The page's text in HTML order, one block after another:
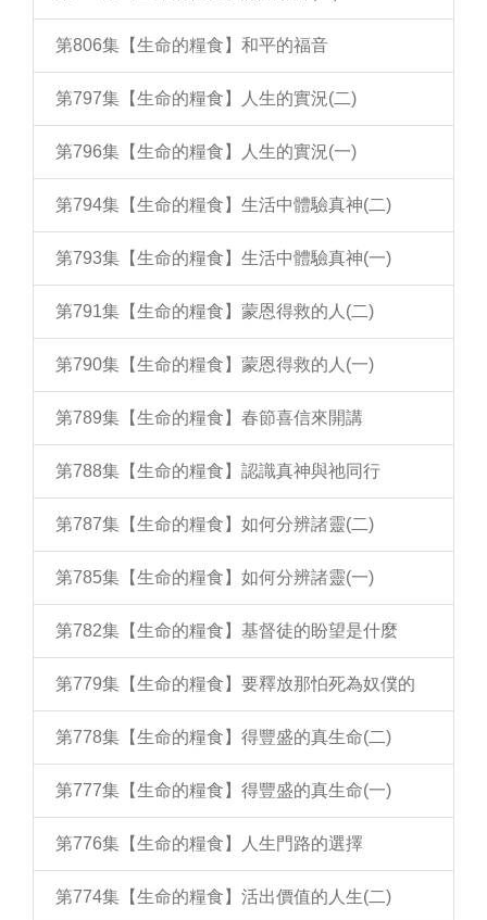
第806集【生命的糧食】和平的福音
第797集【生命的糧食】人生的實況(二)
第796集【生命的糧食】人生的實況(一)
第794集【生命的糧食】生活中體驗真神(二)
第793集【生命的糧食】生活中體驗真神(一)
第791集【生命的糧食】蒙恩得救的人(二)
第790集【生命的糧食】蒙恩得救的人(一)
第789集【生命的糧食】春節喜信來開講
第788集【生命的糧食】認識真神與祂同行
第787集【生命的糧食】如何分辨諸靈(二)
第785集【生命的糧食】如何分辨諸靈(一)
第782集【生命的糧食】基督徒的盼望是什麼
第779集【生命的糧食】要釋放那怕死為奴僕的
第778集【生命的糧食】得豐盛的真生命(二)
第777集【生命的糧食】得豐盛的真生命(一)
第776集【生命的糧食】人生門路的選擇
第774集【生命的糧食】活出價值的人生(二)